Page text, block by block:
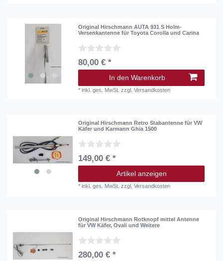
Original Hirschmann AUTA 931 S Holm-
Versenkantenne für Toyota Corolla und Carina
80,00 € *
In den Warenkorb
*inkl. ges. MwSt. zzgl.Versandkosten
Original Hirschmann Retro Stabantenne für VW
Käfer und Karmann Ghia 1500
149,00 € *
Artikel anzeigen
*inkl. ges. MwSt. zzgl.Versandkosten
Original Hirschmann Rotknopf mittel Antenne
für VW Käfer, Ovali und Weitere
280,00 € *